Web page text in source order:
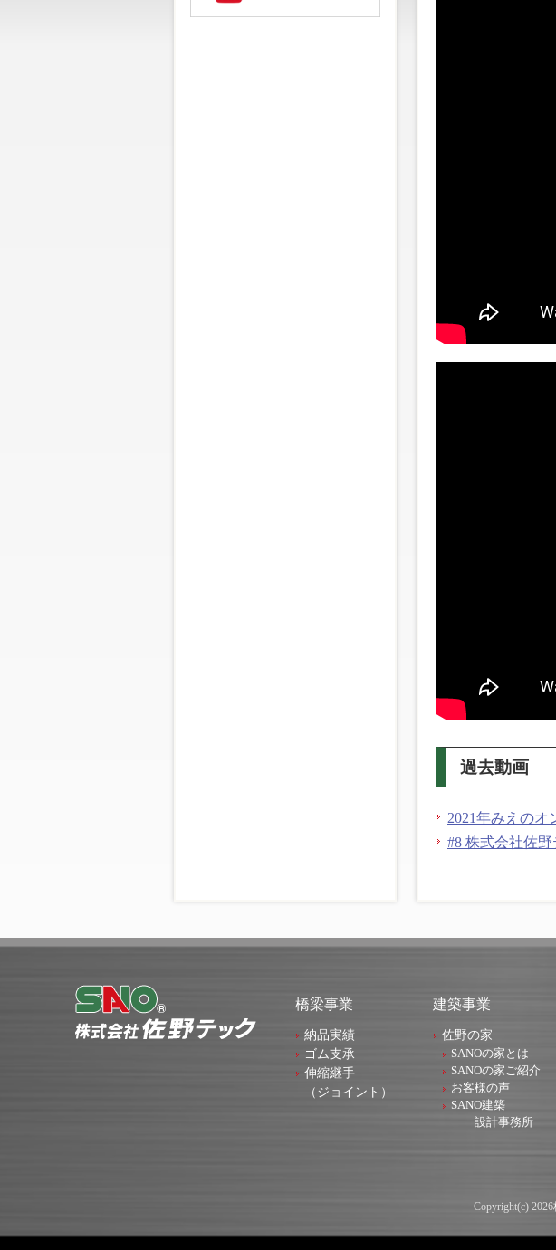
過去動画
2021年みえのオ
#8 株式会社佐
橋梁事業
納品実績
ゴム支承
伸縮継手
（ジョイント）
建築事業
佐野の家
SANOの家とは
SANOの家ご紹介
お客様の声
SANO建築
設計事務所
Copyright(c) 2026